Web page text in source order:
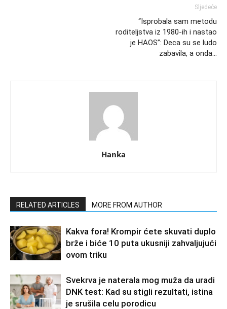
Sljedeće
“Isprobala sam metodu
roditeljstva iz 1980-ih i nastao
je HAOS”: Deca su se ludo
zabavila, a onda…
Hanka
RELATED ARTICLES MORE FROM AUTHOR
Kakva fora! Krompir ćete skuvati duplo
brže i biće 10 puta ukusniji zahvaljujući
ovom triku
Svekrva je naterala mog muža da uradi
DNK test: Kad su stigli rezultati, istina
je srušila celu porodicu